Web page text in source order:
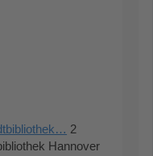
2
Hannover